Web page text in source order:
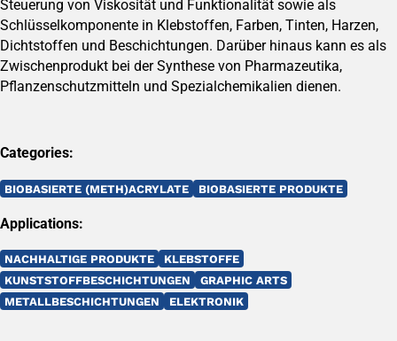
Steuerung von Viskosität und Funktionalität sowie als
Schlüsselkomponente in Klebstoffen, Farben, Tinten, Harzen,
Dichtstoffen und Beschichtungen. Darüber hinaus kann es als
Zwischenprodukt bei der Synthese von Pharmazeutika,
Pflanzenschutzmitteln und Spezialchemikalien dienen.
Categories:
BIOBASIERTE (METH)ACRYLATE BIOBASIERTE PRODUKTE
Applications:
NACHHALTIGE PRODUKTE
KLEBSTOFFE
KUNSTSTOFFBESCHICHTUNGEN
GRAPHIC ARTS
METALLBESCHICHTUNGEN
ELEKTRONIK